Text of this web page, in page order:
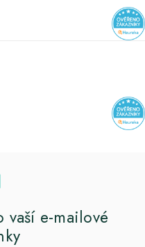
vaší e-mailové